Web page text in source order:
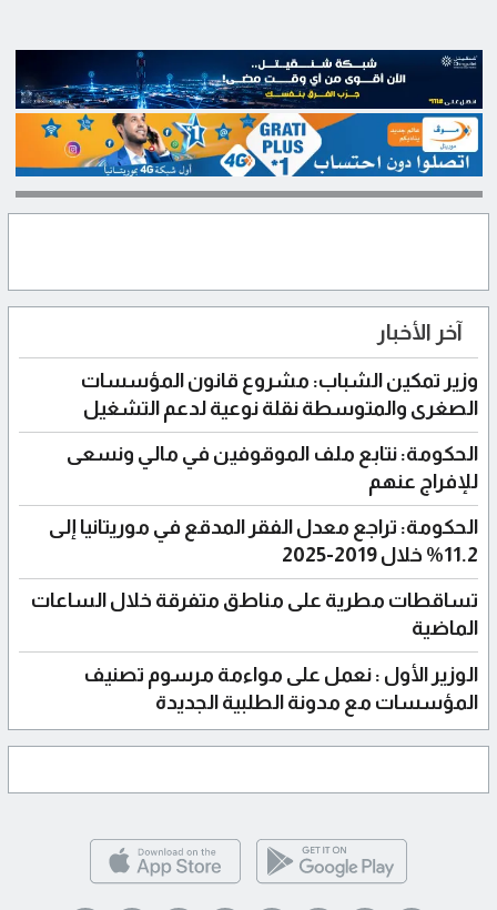
آخر الأخبار
وزير تمكين الشباب: مشروع قانون المؤسسات
الصغرى والمتوسطة نقلة نوعية لدعم التشغيل
الحكومة: نتابع ملف الموقوفين في مالي ونسعى
للإفراج عنهم
الحكومة: تراجع معدل الفقر المدقع في موريتانيا إلى
11.2% خلال 2019-2025
تساقطات مطرية على مناطق متفرقة خلال الساعات
الماضية
الوزير الأول : نعمل على مواءمة مرسوم تصنيف
المؤسسات مع مدونة الطلبية الجديدة